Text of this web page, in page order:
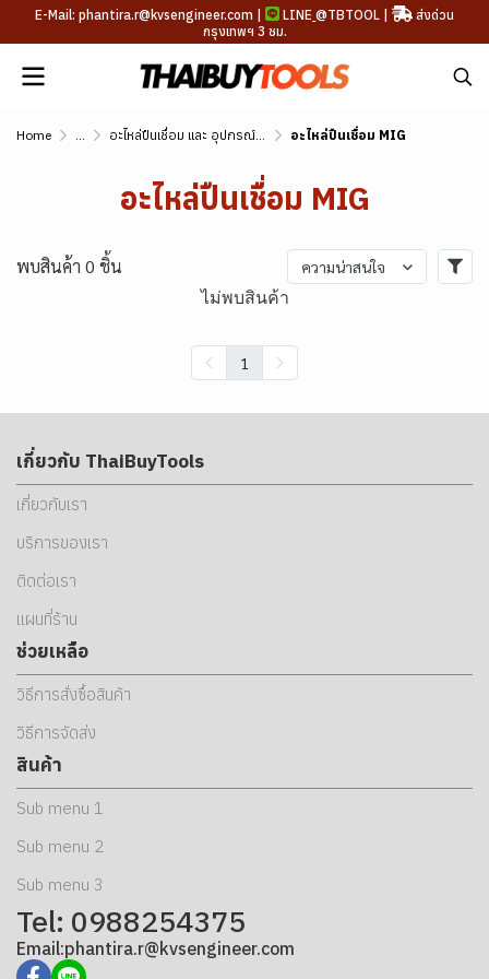
E-Mail: phantira.r@kvsengineer.com | LINE @TBTOOL |
ส่งด่วน
กรุงเทพฯ 3 ชม.
Home ... อะไหล่ปืนเชื่อม และ อุปกรณ์เสริม อะไหล่ปืนเชื่อม MIG
อะไหล่ปืนเชื่อม MIG
พบสินค้า 0 ชิ้น ความน่าสนใจ
ไม่พบสินค้า
1
เกี่ยวกับ ThaiBuyTools
เกี่ยวกับเรา
บริการของเรา
ติดต่อเรา
แผนที่ร้าน
ช่วยเหลือ
วิธีการสั่งซื้อสินค้า
วิธีการจัดส่ง
สินค้า
Sub menu 1
Sub menu 2
Sub menu 3
Tel: 0988254375
Email:phantira.r@kvsengineer.com